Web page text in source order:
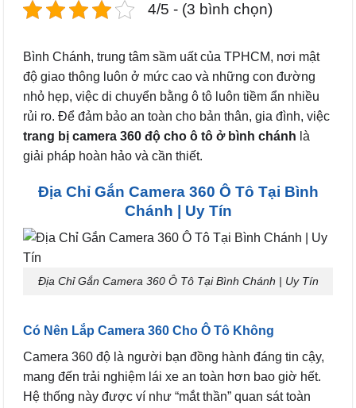
4/5 - (3 bình chọn)
Bình Chánh, trung tâm sầm uất của TPHCM, nơi mật
độ giao thông luôn ở mức cao và những con đường
nhỏ hẹp, việc di chuyển bằng ô tô luôn tiềm ẩn nhiều
rủi ro. Để đảm bảo an toàn cho bản thân, gia đình, việc
trang bị camera 360 độ cho ô tô ở bình chánh là
giải pháp hoàn hảo và cần thiết.
Địa Chỉ Gắn Camera 360 Ô Tô Tại Bình
Chánh | Uy Tín
Địa Chỉ Gắn Camera 360 Ô Tô Tại Bình Chánh | Uy Tín
Có Nên Lắp Camera 360 Cho Ô Tô Không
Camera 360 độ là người bạn đồng hành đáng tin cậy,
mang đến trải nghiệm lái xe an toàn hơn bao giờ hết.
Hệ thống này được ví như “mắt thần” quan sát toàn